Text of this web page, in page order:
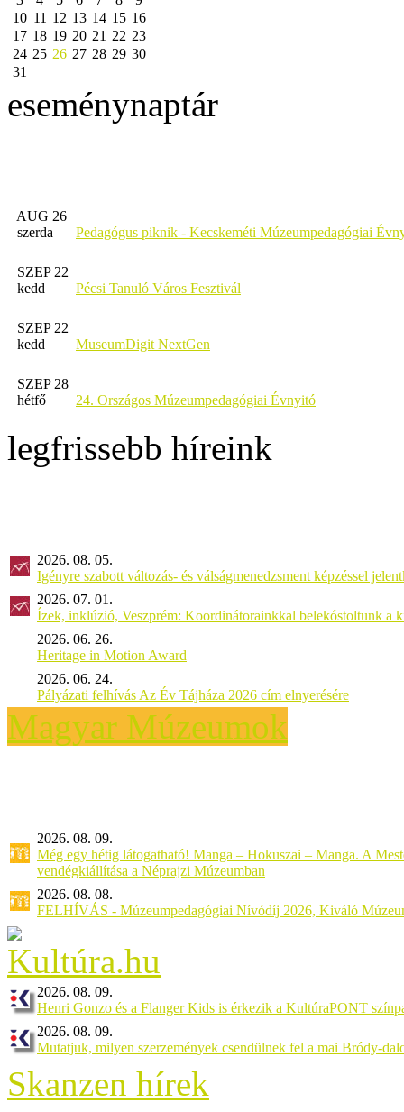
10 11 12 13 14 15 16
17 18 19 20 21 22 23
24 25 26 27 28 29 30
31
eseménynaptár
AUG 26
szerda
Pedagógus piknik - Kecskeméti Múzeumpedagógiai
SZEP 22
kedd
Pécsi Tanuló Város Fesztivál
SZEP 22
kedd
MuseumDigit NextGen
SZEP 28
hétfő
24. Országos Múzeumpedagógiai Évnyitó
legfrissebb híreink
2026. 08. 05.
Igényre szabott változás- és válságmenedzsment képzéssel
2026. 07. 01.
Ízek, inklúzió, Veszprém: Koordinátorainkkal belekóstoltunk a
2026. 06. 26.
Heritage in Motion Award
2026. 06. 24.
Pályázati felhívás Az Év Tájháza 2026 cím elnyerésére
Magyar Múzeumok
2026. 08. 09.
Még egy hétig látogatható! Manga – Hokuszai – Manga. A
vendégkiállítása a Néprajzi Múzeumban
2026. 08. 08.
FELHÍVÁS - Múzeumpedagógiai Nívódíj 2026, Kiváló
2026. 08. 09.
Henri Gonzo és a Flanger Kids is érkezik a KultúraPONT
2026. 08. 09.
Mutatjuk, milyen szerzemények csendülnek fel a mai Bródy-
Skanzen hírek